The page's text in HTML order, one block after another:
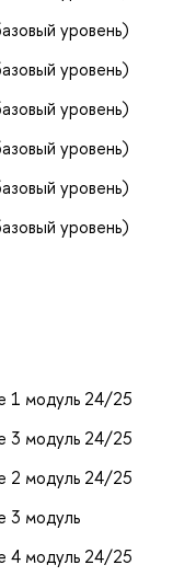
уровень)
уровень)
уровень)
уровень)
уровень)
уровень)
1 модуль 24/25
3 модуль 24/25
2 модуль 24/25
3 модуль
4 модуль 24/25